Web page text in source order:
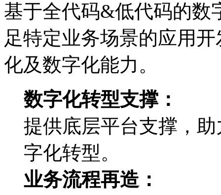
基于全代码&低代码的数
足特定业务场景的应用开
化及数字化能力。
数字化转型支撑：
提供底层平台支撑
字化转型。
业务流程再造：